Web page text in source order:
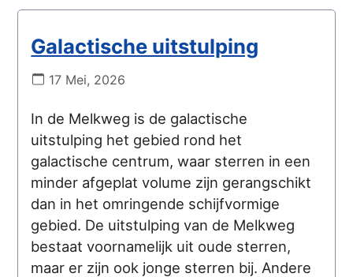
Galactische uitstulping
17 Mei, 2026
In de Melkweg is de galactische
uitstulping het gebied rond het
galactische centrum, waar sterren in een
minder afgeplat volume zijn gerangschikt
dan in het omringende schijfvormige
gebied. De uitstulping van de Melkweg
bestaat voornamelijk uit oude sterren,
maar er zijn ook jonge sterren bij. Andere